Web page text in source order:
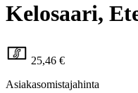
Kelosaari,
25,46 €
Asiakasomistajahinta